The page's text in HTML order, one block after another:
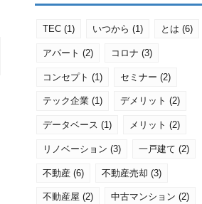
TEC(1) いつから (1) とは (6)
アパート (2) コロナ (3)
コンセプト (1) セミナー (2)
テック企業(1) デメリット (2)
データベース (1) メリット (2)
リノベーション (3) 一戸建て (2)
不動産(6) 不動産売却 (3)
不動産屋 (2) 中古マンション (2)